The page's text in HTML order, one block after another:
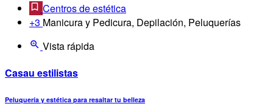
Centros de estética
+3 Manicura y Pedicura, Depilación, Peluquerías
Vista rápida
Casau estilistas
Peluquería y estética para resaltar tu belleza